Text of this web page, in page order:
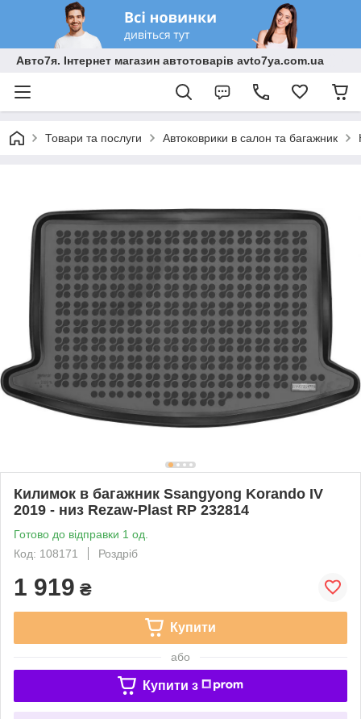
Авто7я. Інтернет магазин автотоварів avto7ya.com.ua
Товари та послуги Автоковрики в салон та багажник
Килимок в багажник Ssangyong Korando IV
2019 - низ Rezaw-Plast RP 232814
Готово до відправки 1 од.
Код: 108171
Роздріб
1 919 ₴
Купити
або
Купити з